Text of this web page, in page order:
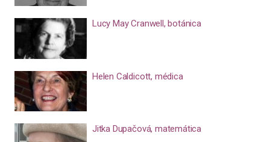
Lucy May Cranwell, botánica
Helen Caldicott, médica
Jitka Dupačová, matemática